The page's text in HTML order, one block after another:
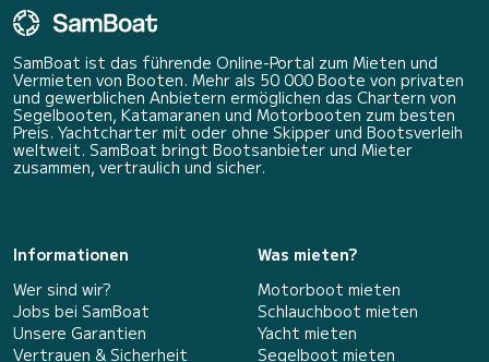
SamBoat ist das führende Online-Portal zum Mieten und
Vermieten von Booten. Mehr als 50 000 Boote von privaten
und gewerblichen Anbietern ermöglichen das Chartern von
Segelbooten, Katamaranen und Motorbooten zum besten
Preis. Yachtcharter mit oder ohne Skipper und Bootsverleih
weltweit. SamBoat bringt Bootsanbieter und Mieter
zusammen, vertraulich und sicher.
Informationen
Wer sind wir?
Jobs bei SamBoat
Unsere Garantien
Vertrauen & Sicherheit
Was mieten?
Motorboot mieten
Schlauchboot mieten
Yacht mieten
Segelboot mieten